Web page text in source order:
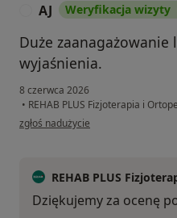
AJ Weryfikacja wizyty
Duże zaanagażowanie
wyjaśnienia.
8 czerwca 2026
• REHAB PLUS Fizjoterapia i
w opinii użytkownika AJ
zgłoś nadużycie
REHAB PLUS
Dziękujemy za ocenę